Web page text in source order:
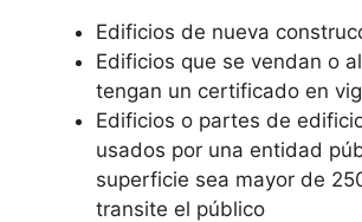
Edificios de nueva
Edificios que se vendan o
tengan un certificado en
Edificios o partes de
usados por una entidad
superficie sea mayor de
transite el público